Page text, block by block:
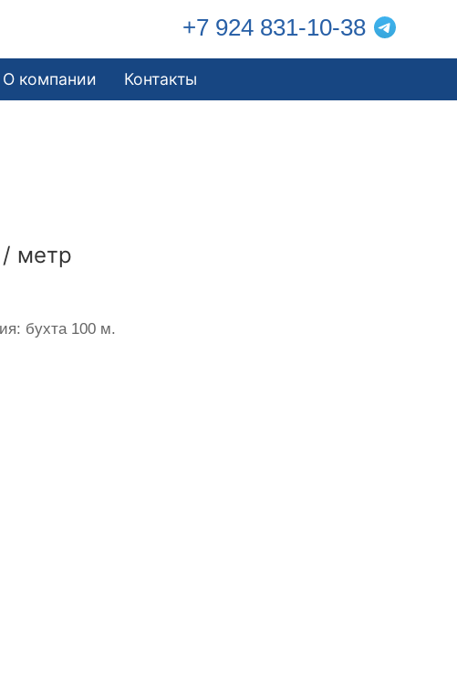
+7 924 831-10-38
О компании Контакты
/ метр
бухта 100 м.